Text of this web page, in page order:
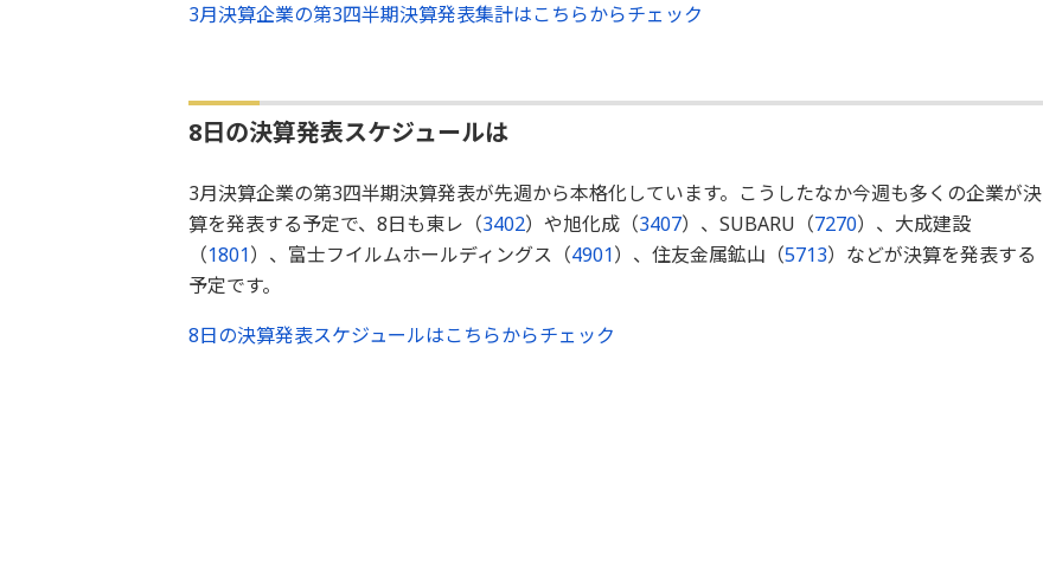
3月決算企業の第3四半期決算発表集計はこちらからチェック
8日の決算発表スケジュールは
3月決算企業の第3四半期決算発表が先週から本格化しています。こうしたなか今週も多くの企業が決
算を発表する予定で、8日も東レ（3402）や旭化成（3407）、SUBARU（7270）、大成建設
（1801）、富士フイルムホールディングス（4901）、住友金属鉱山（5713）などが決算を発表する
予定です。
8日の決算発表スケジュールはこちらからチェック